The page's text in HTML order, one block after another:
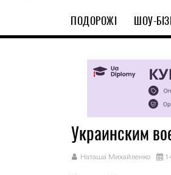
ПОДОРОЖІ
ШОУ-
Украинским
Наташа Михайленко